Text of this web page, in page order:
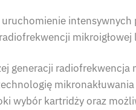
generacji radiofrekwencja
wybór kartridży oraz